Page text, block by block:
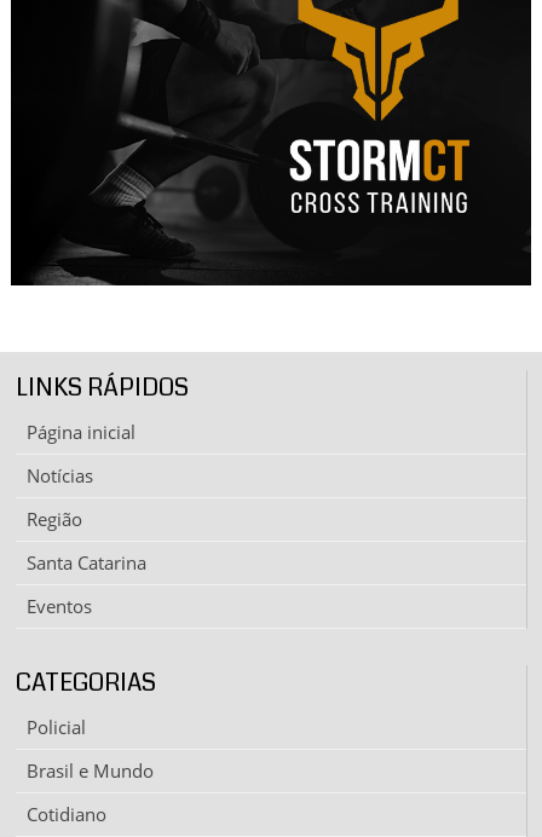
LINKS RÁPIDOS
Página inicial
Notícias
Região
Santa Catarina
Eventos
CATEGORIAS
Policial
Brasil e Mundo
Cotidiano